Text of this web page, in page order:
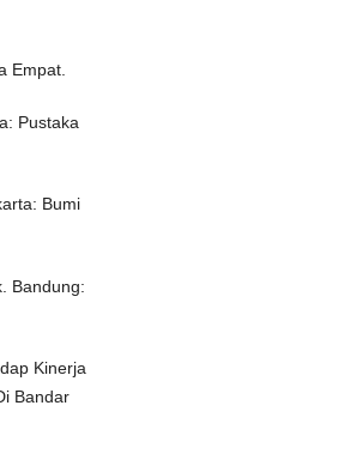
Empat.
Pustaka
Bumi
Bandung:
Kinerja
Bandar